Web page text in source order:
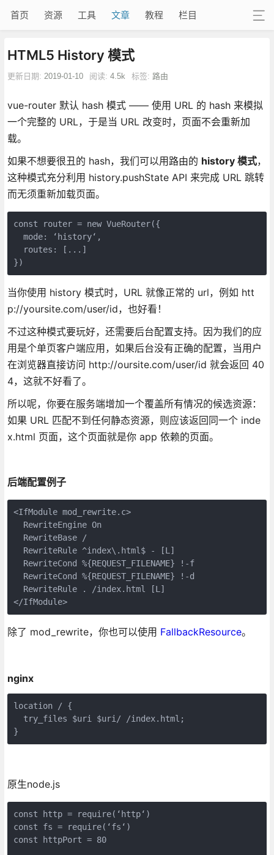
首页 资源 工具 文章 教程 栏目
HTML5 History 模式
更新日期: 2019-01-10 阅读: 4.5k 标签: 路由
vue-router 默认 hash 模式 —— 使用 URL 的 hash 来模拟
一个完整的 URL，于是当 URL 改变时，页面不会重新加
载。
如果不想要很丑的 hash，我们可以用路由的 history 模式，
这种模式充分利用 history.pushState API 来完成 URL 跳转
而无须重新加载页面。
const router = new VueRouter({
  mode: ‘history‘,
  routes: [...]
})
当你使用 history 模式时，URL 就像正常的 url，例如 htt
p://yoursite.com/user/id，也好看！
不过这种模式要玩好，还需要后台配置支持。因为我们的应
用是个单页客户端应用，如果后台没有正确的配置，当用户
在浏览器直接访问 http://oursite.com/user/id 就会返回 40
4，这就不好看了。
所以呢，你要在服务端增加一个覆盖所有情况的候选资源：
如果 URL 匹配不到任何静态资源，则应该返回同一个 inde
x.html 页面，这个页面就是你 app 依赖的页面。
后端配置例子
<IfModule mod_rewrite.c>
  RewriteEngine On
  RewriteBase /
  RewriteRule ^index\.html$ - [L]
  RewriteCond %{REQUEST_FILENAME} !-f
  RewriteCond %{REQUEST_FILENAME} !-d
  RewriteRule . /index.html [L]
</IfModule>
除了 mod_rewrite，你也可以使用 FallbackResource。
nginx
location / {
  try_files $uri $uri/ /index.html;
}
原生node.js
const http = require(‘http‘)
const fs = require(‘fs‘)
const httpPort = 80